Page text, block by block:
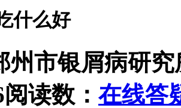
什么好
州市银屑病研究
阅读数： 在线答